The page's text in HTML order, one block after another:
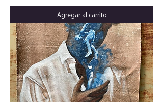
Agregar al carrito